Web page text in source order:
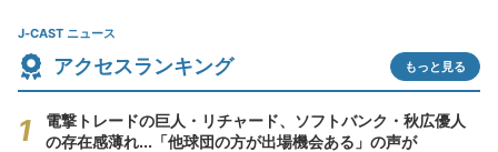
J-CAST ニュース
アクセスランキング もっと見る
電撃トレードの巨人・リチャード、ソフトバンク・秋広優人
の存在感薄れ...「他球団の方が出場機会ある」の声が